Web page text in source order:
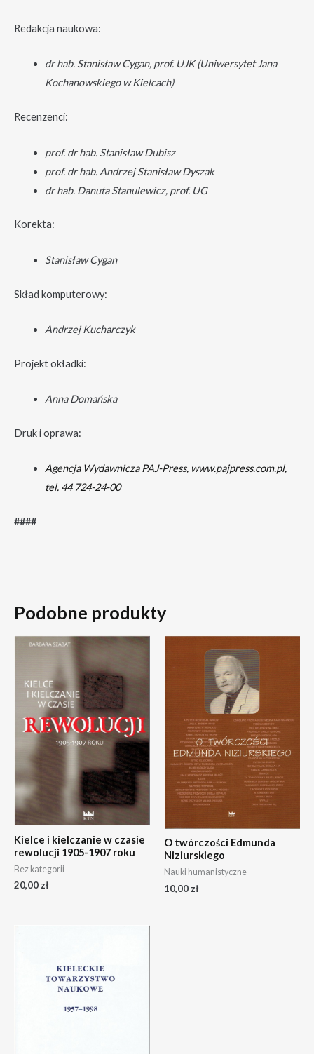
Redakcja naukowa:
dr hab. Stanisław Cygan, prof. UJK (Uniwersytet Jana
Kochanowskiego w Kielcach)
Recenzenci:
prof. dr hab. Stanisław Dubisz
prof. dr hab. Andrzej Stanisław Dyszak
dr hab. Danuta Stanulewicz, prof. UG
Korekta:
Stanisław Cygan
Skład komputerowy:
Andrzej Kucharczyk
Projekt okładki:
Anna Domańska
Druk i oprawa:
Agencja Wydawnicza PAJ-Press, www.pajpress.com.pl,
tel. 44 724-24-00
####
Podobne produkty
Kielce i kielczanie w czasie
rewolucji 1905-1907 roku
Bez kategorii
20,00zł
O twórczości Edmunda
Niziurskiego
Nauki humanistyczne
10,00 zł